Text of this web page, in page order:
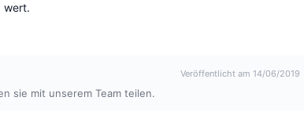
wert.
Veröffentlicht am 14/06/2019
sie mit unserem Team teilen.